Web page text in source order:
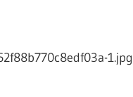
1.jpg